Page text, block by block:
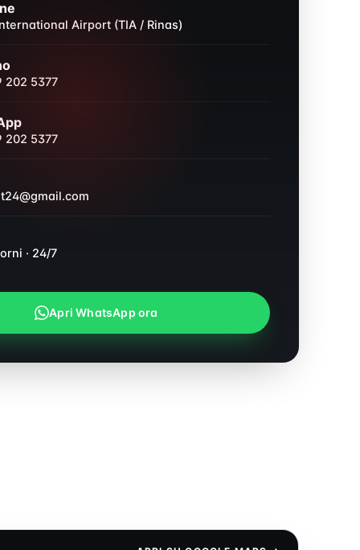
Airport (TIA / Rinas)
202 5377
202 5377
· 24/7
Apri WhatsApp ora